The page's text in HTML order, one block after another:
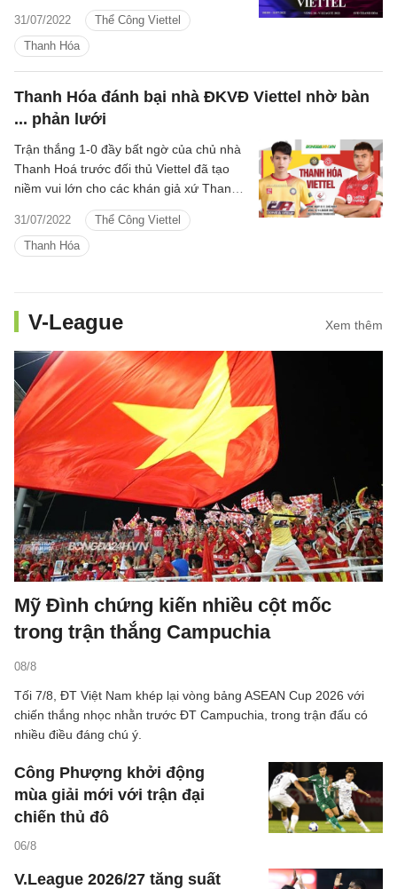
31/07/2022
Thể Công Viettel
Thanh Hóa
Hóa vs Viettel VLeague 2022 trên kênh
nào?
Thanh Hóa đánh bại nhà ĐKVĐ Viettel nhờ bàn
... phản lưới
31/07/2022
Thể Công Viettel
Thanh Hóa
Trận thắng 1-0 đầy bất ngờ của chủ nhà
Thanh Hoá trước đối thủ Viettel đã tạo
niềm vui lớn cho các khán giả xứ Thanh,
đồng thời đã giúp họ cải thiện rất lớn vị trí
trên bảng xếp hạng. Trong khi đó, Viettel
đang ngày càng xa rời nhóm đầu.
V-League Xem thêm
Mỹ Đình chứng kiến nhiều cột mốc
trong trận thắng Campuchia
08/8
Tối 7/8, ĐT Việt Nam khép lại vòng bảng ASEAN Cup 2026 với
chiến thắng nhọc nhằn trước ĐT Campuchia, trong trận đấu có
nhiều điều đáng chú ý.
Công Phượng khởi động
mùa giải mới với trận đại
chiến thủ đô
06/8
V.League 2026/27 tăng suất